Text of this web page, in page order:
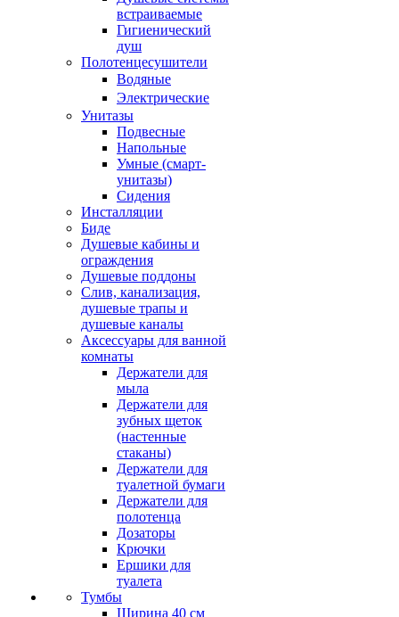
встраиваемые
Гигиенический
душ
Полотенцесушители
ㅤВодяные
ㅤЭлектрические
Унитазы
Подвесные
Напольные
Умные (смарт-
унитазы)
Сидения
Инсталляции
Биде
Душевые кабины и
ограждения
Душевые поддоны
Слив, канализация,
душевые трапы и
душевые каналы
Аксессуары для ванной
комнаты
Держатели для
мыла
Держатели для
зубных щеток
(настенные
стаканы)
Держатели для
туалетной бумаги
Держатели для
полотенца
Дозаторы
Крючки
Ершики для
туалета
Тумбы
Ширина 40 см